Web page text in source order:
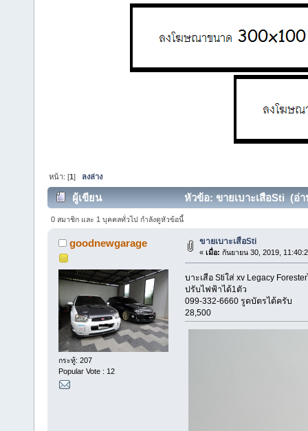
หน้า: [1] ลงล่าง
ผู้เขียน หัวข้อ: ขายเบาะเสือSti (อ่า
0 สมาชิก และ 1 บุคคลทั่วไป กำลังดูหัวข้อนี้
goodnewgarage
กระทู้: 207
Popular Vote : 12
ขายเบาะเสือSti
« เมื่อ: กันยายน 30, 2019,
บาะเสือ Stiใส่ xv Legacy
ปรับไฟฟ้าได้1ตัว
099-332-6660 รูดบัตรได้ครับ
28,500